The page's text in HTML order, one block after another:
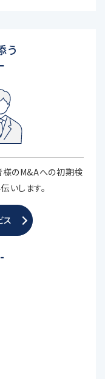
う
様のM&Aへの初期検
いします。
ス